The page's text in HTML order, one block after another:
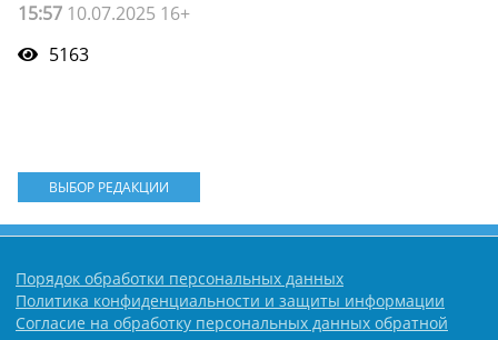
15:57 10.07.2025 16+
5163
ВЫБОР РЕДАКЦИИ
Порядок обработки персональных данных
Политика конфиденциальности и защиты информации
Согласие на обработку персональных данных обратной